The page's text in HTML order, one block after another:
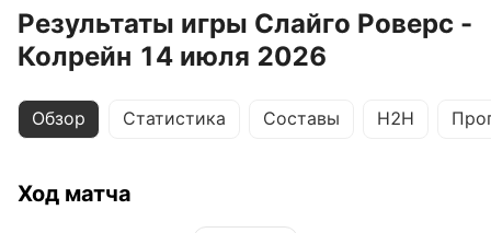
Результаты игры Слайго Роверс -
Колрейн 14 июля 2026
Обзор Статистика Составы H2H
Ход матча